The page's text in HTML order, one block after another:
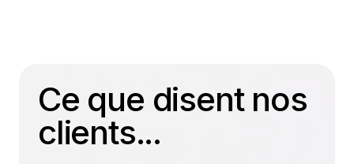
Ce que disent nos
clients...